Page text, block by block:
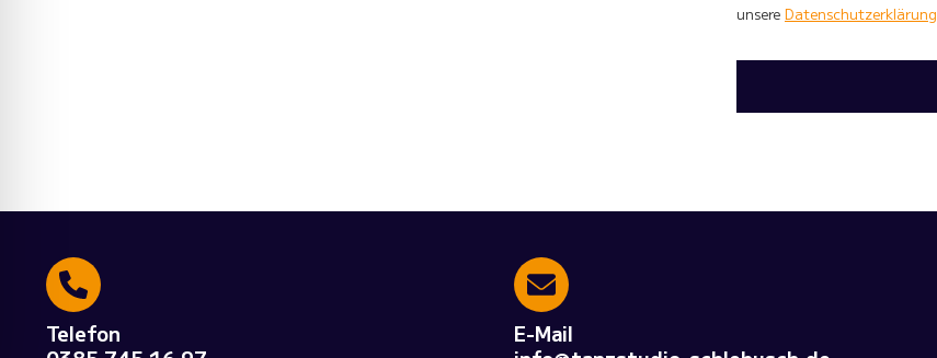
unsere Datenschutzerklärung
Telefon
E-Mail